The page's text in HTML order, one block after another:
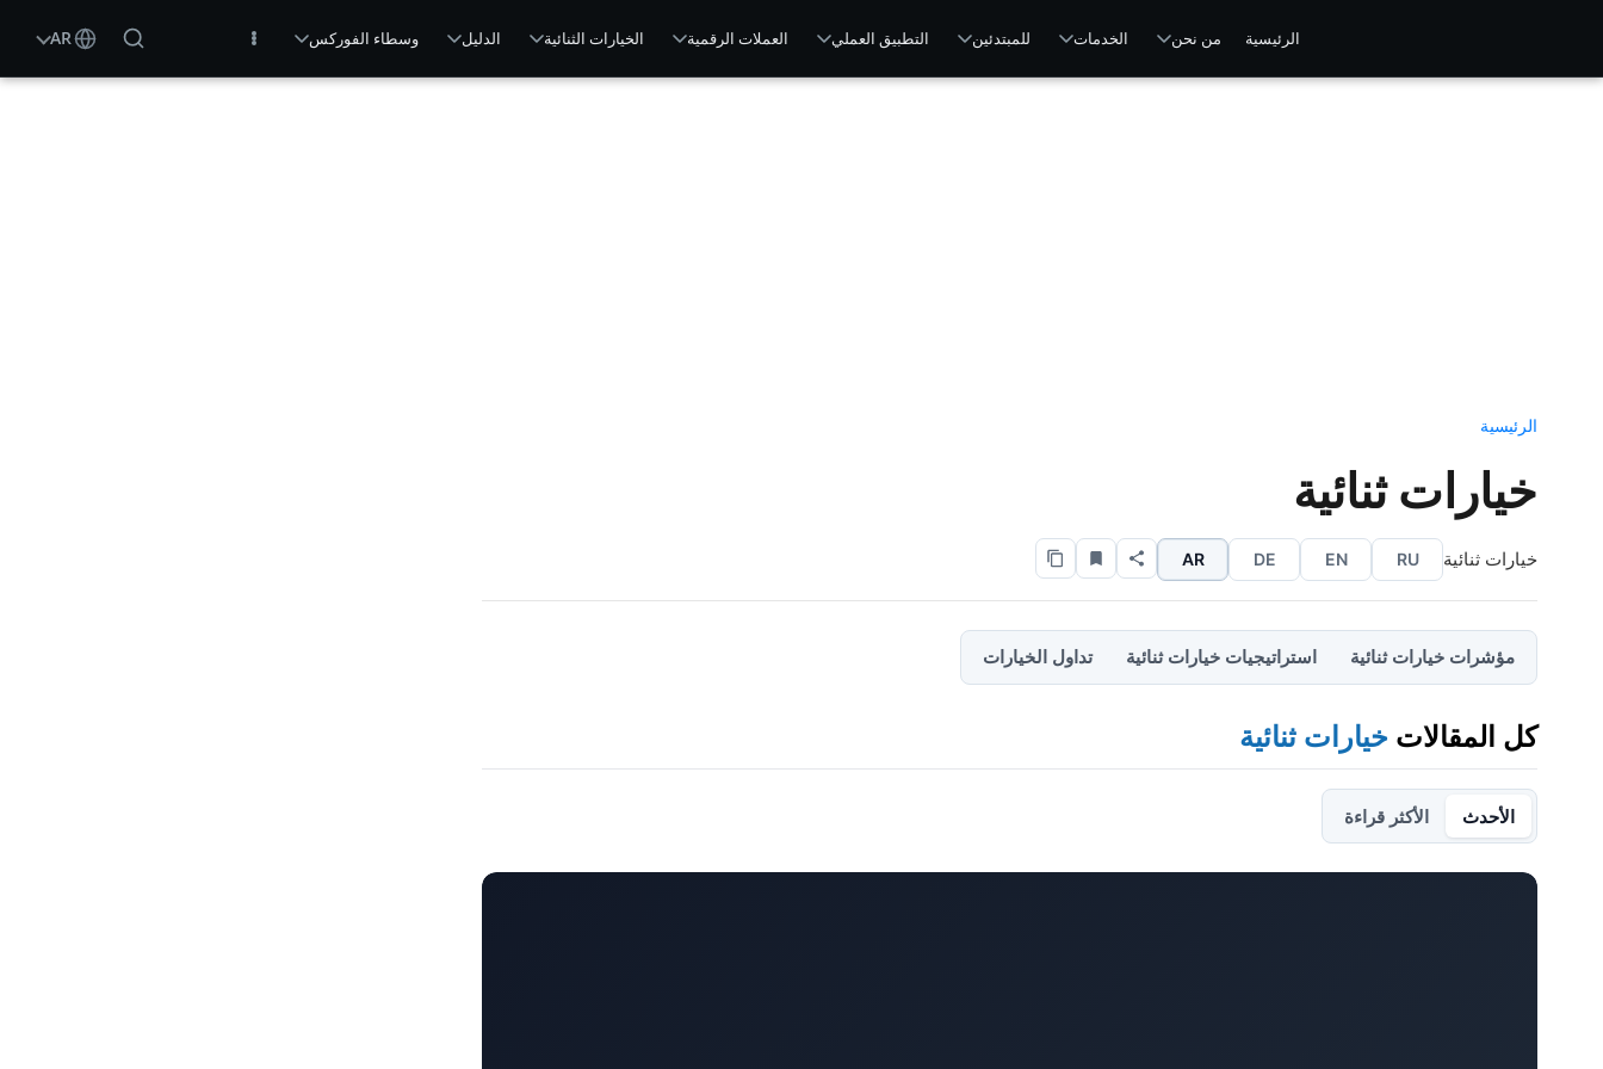
الرئيسية من نحن الخدمات للمبتدئين التطبيق العملي العملات الرقمية الخيارات الثنائية الدليل وسطاء الفوركس AR
الرئيسية
خيارات ثنائية
خيارات ثنائية RU
EN
DE
AR
مؤشرات خيارات ثنائية استراتيجيات خيارات ثنائية تداول الخيارات
كل المقالات خيارات ثنائية
الأحدث الأكثر قراءة